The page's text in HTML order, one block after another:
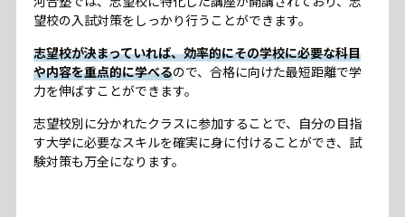
望校の入試対策をしっかり行うことができます。
志望校が決まっていれば、効率的にその学校に必要な科目
や内容を重点的に学べるので、合格に向けた最短距離で学
力を伸ばすことができます。
志望校別に分かれたクラスに参加することで、自分の目指
す大学に必要なスキルを確実に身に付けることができ、試
験対策も万全になります。